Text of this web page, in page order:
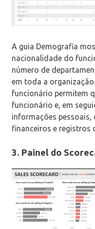
A guia Demografia
nacionalidade do
número de
em toda a
funcionário permitem
funcionário e, em
informações pessoais,
financeiros e registros
3. Painel do